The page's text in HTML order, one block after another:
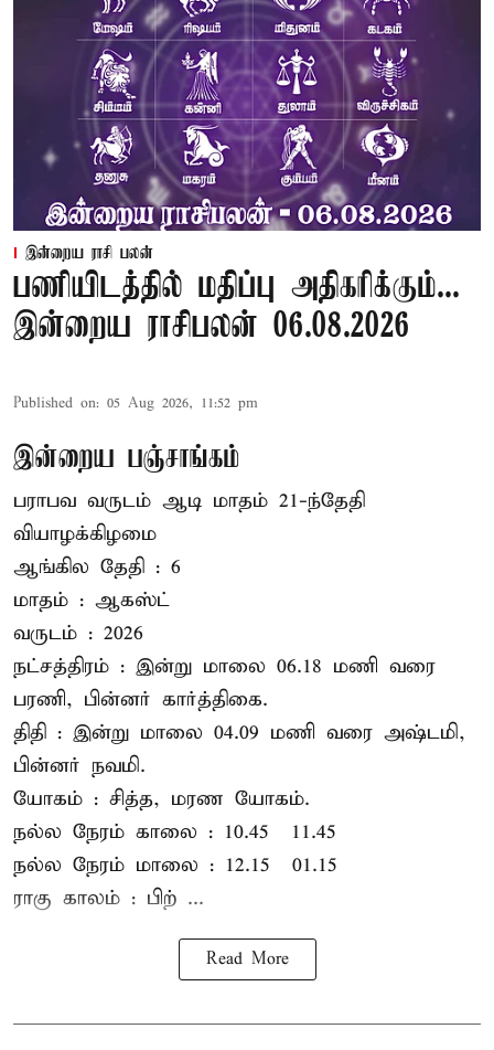
இன்றைய ராசி பலன்
பணியிடத்தில் மதிப்பு அதிகரிக்கும்...
இன்றைய ராசிபலன் 06.08.2026
Published on: 05 Aug 2026, 11:52 pm
இன்றைய பஞ்சாங்கம்
பராபவ வருடம் ஆடி மாதம் 21-ந்தேதி
வியாழக்கிழமை
ஆங்கில தேதி : 6
மாதம் : ஆகஸ்ட்
வருடம் : 2026
நட்சத்திரம் : இன்று மாலை 06.18 மணி வரை
பரணி, பின்னர் கார்த்திகை.
திதி : இன்று மாலை 04.09 மணி வரை அஷ்டமி,
பின்னர் நவமி.
யோகம் : சித்த, மரண யோகம்.
நல்ல நேரம் காலை : 10.45 – 11.45
நல்ல நேரம் மாலை : 12.15 – 01.15
ராகு காலம் : பிற் ...
Read More